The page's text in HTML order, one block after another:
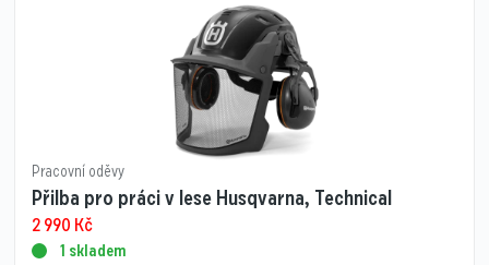
Pracovní oděvy
Přilba pro práci v lese Husqvarna, Technical
2 990 Kč
1 skladem